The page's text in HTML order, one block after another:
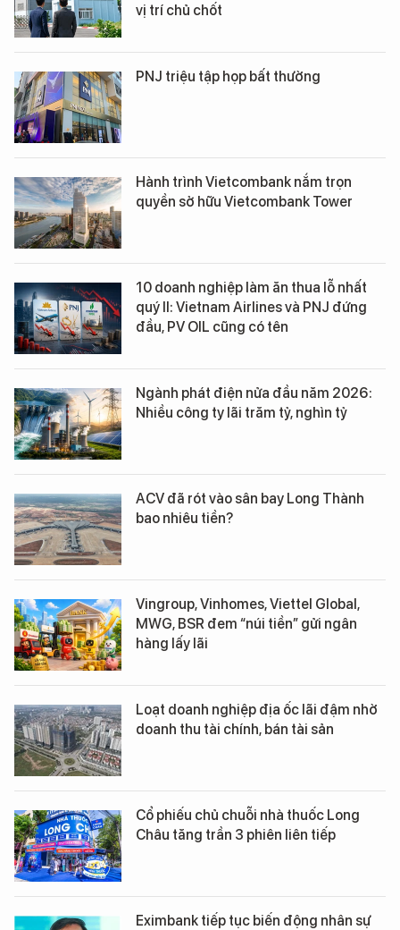
vị trí chủ chốt
PNJ triệu tập họp bất thường
Hành trình Vietcombank nắm trọn
quyền sở hữu Vietcombank Tower
10 doanh nghiệp làm ăn thua lỗ nhất
quý II: Vietnam Airlines và PNJ đứng
đầu, PV OIL cũng có tên
Ngành phát điện nửa đầu năm 2026:
Nhiều công ty lãi trăm tỷ, nghìn tỷ
ACV đã rót vào sân bay Long Thành
bao nhiêu tiền?
Vingroup, Vinhomes, Viettel Global,
MWG, BSR đem “núi tiền” gửi ngân
hàng lấy lãi
Loạt doanh nghiệp địa ốc lãi đậm nhờ
doanh thu tài chính, bán tài sản
Cổ phiếu chủ chuỗi nhà thuốc Long
Châu tăng trần 3 phiên liên tiếp
Eximbank tiếp tục biến động nhân sự